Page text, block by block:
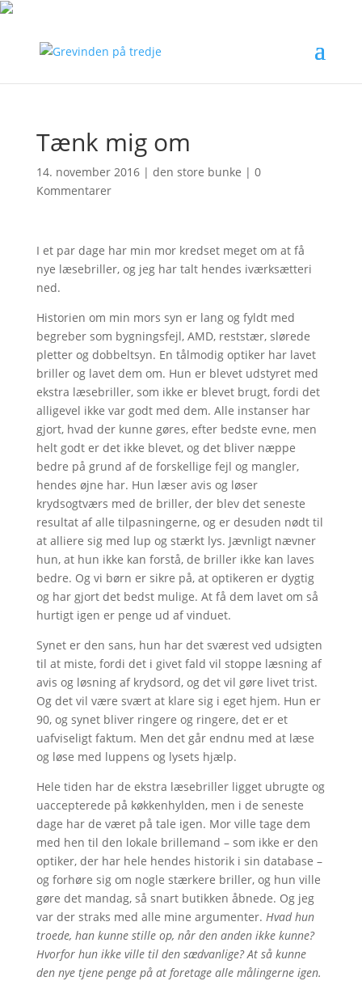
Tænk mig om
14. november 2016| den store bunke | 0
Kommentarer
I et par dage har min mor kredset meget om at få
nye læsebriller, og jeg har talt hendes iværksætteri
ned.
Historien om min mors syn er lang og fyldt med
begreber som bygningsfejl, AMD, reststær, slørede
pletter og dobbeltsyn. En tålmodig optiker har lavet
briller og lavet dem om. Hun er blevet udstyret med
ekstra læsebriller, som ikke er blevet brugt, fordi det
alligevel ikke var godt med dem. Alle instanser har
gjort, hvad der kunne gøres, efter bedste evne, men
helt godt er det ikke blevet, og det bliver næppe
bedre på grund af de forskellige fejl og mangler,
hendes øjne har. Hun læser avis og løser
krydsogtværs med de briller, der blev det seneste
resultat af alle tilpasningerne, og er desuden nødt til
at alliere sig med lup og stærkt lys. Jævnligt nævner
hun, at hun ikke kan forstå, de briller ikke kan laves
bedre. Og vi børn er sikre på, at optikeren er dygtig
og har gjort det bedst mulige. At få dem lavet om så
hurtigt igen er penge ud af vinduet.
Synet er den sans, hun har det sværest ved udsigten
til at miste, fordi det i givet fald vil stoppe læsning af
avis og løsning af krydsord, og det vil gøre livet trist.
Og det vil være svært at klare sig i eget hjem. Hun er
90, og synet bliver ringere og ringere, det er et
uafviseligt faktum. Men det går endnu med at læse
og løse med luppens og lysets hjælp.
Hele tiden har de ekstra læsebriller ligget ubrugte og
uaccepterede på køkkenhylden, men i de seneste
dage har de været på tale igen. Mor ville tage dem
med hen til den lokale brillemand – som ikke er den
optiker, der har hele hendes historik i sin database –
og forhøre sig om nogle stærkere briller, og hun ville
gøre det mandag, så snart butikken åbnede. Og jeg
var der straks med alle mine argumenter. Hvad hun
troede, han kunne stille op, når den anden ikke kunne?
Hvorfor hun ikke ville til den sædvanlige? At så kunne
den nye tjene penge på at foretage alle målingerne igen.